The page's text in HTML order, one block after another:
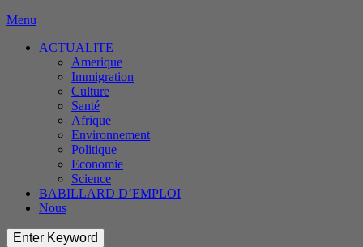
Menu
ACTUALITE
Amerique
Immigration
Culture
Santé
Afrique
Environnement
Politique
Economie
Science
BABILLARD D’EMPLOI
Nous
Enter Keyword